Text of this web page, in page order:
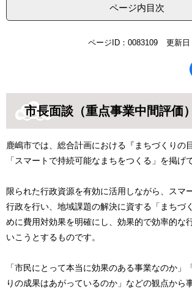
ページ内目次
ページID：0083109 更新日
市長面談（重点事業中間評価）
鹿嶋市では、総合計画における『まちづくりの
「スマートで持続可能なまちをつくる」を掲げ
限られた行政資源を有効に活用しながら、スマ
行政を行い、地域課題の解決に資する「まちづ
めに費用対効果を明確にし、効果的で効率的な
いこうとするものです。
「市民にとって本当に効果のある事業なのか」
りの成果はあがっているのか」などの観点から